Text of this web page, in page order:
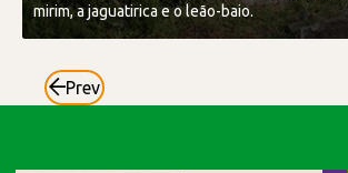
mirim, a jaguatirica e o leão-baio.
Prev